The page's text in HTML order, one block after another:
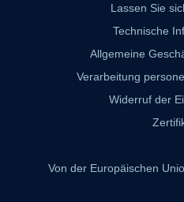
Lassen Sie
Technische
Allgemeine
Verarbeitung
Widerruf der
Von der Europäischen